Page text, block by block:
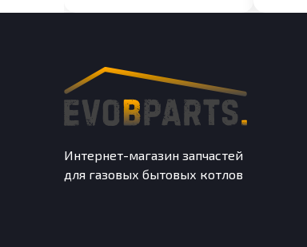
Интернет-магазин запчастей
для газовых бытовых котлов